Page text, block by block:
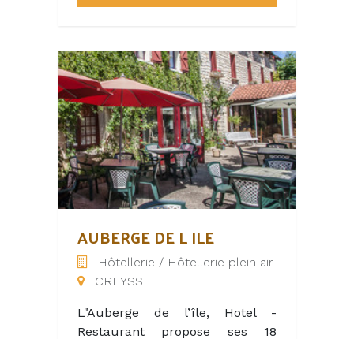
AUBERGE DE L ILE
Hôtellerie / Hôtellerie plein air
CREYSSE
L"Auberge de l’île, Hotel -
Restaurant propose ses 18